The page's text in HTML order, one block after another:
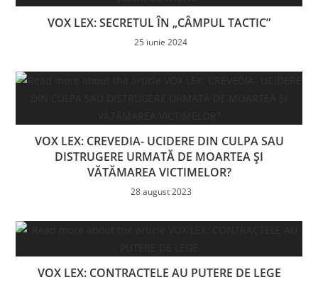
VOX LEX: SECRETUL ÎN „CÂMPUL TACTIC”
25 iunie 2024
VOX LEX: CREVEDIA- UCIDERE DIN CULPA SAU
DISTRUGERE URMATĂ DE MOARTEA ȘI
VĂTĂMAREA VICTIMELOR?
28 august 2023
VOX LEX: CONTRACTELE AU PUTERE DE LEGE